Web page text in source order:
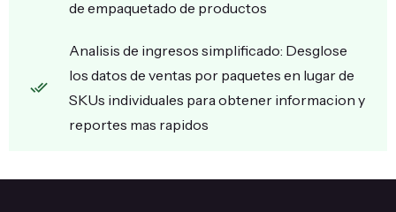
de empaquetado de productos
Analisis de ingresos simplificado: Desglose
los datos de ventas por paquetes en lugar de
SKUs individuales para obtener informacion y
reportes mas rapidos